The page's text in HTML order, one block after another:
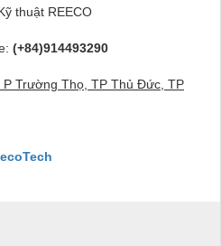
thuật REECO
(+84)914493290
Trường Thọ, TP Thủ Đức, TP